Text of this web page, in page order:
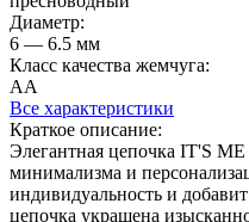
Диаметр:
6 — 6.5 мм
Класс качества жемчуга:
АА
Все характеристики
Краткое описание:
Элегантная цепочка IT'S
минимализма и
индивидуальность и
цепочка украшена